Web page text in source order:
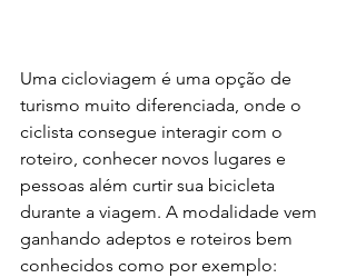
Uma cicloviagem é uma opção de
turismo muito diferenciada, onde o
ciclista consegue interagir com o
roteiro, conhecer novos lugares e
pessoas além curtir sua bicicleta
durante a viagem. A modalidade vem
ganhando adeptos e roteiros bem
conhecidos como por exemplo: